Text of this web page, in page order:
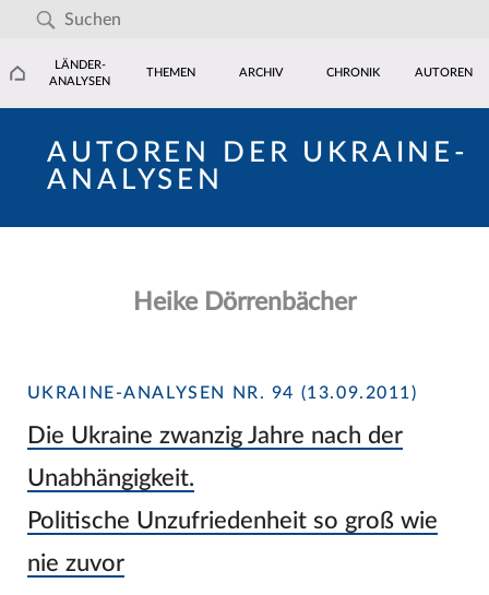
LÄNDER-
ANALYSEN
THEMEN ARCHIV CHRONIK AUTOREN
AUTOREN DER UKRAINE-
ANALYSEN
Heike Dörrenbächer
UKRAINE-ANALYSEN NR. 94 (13.09.2011)
Die Ukraine zwanzig Jahre nach der
Unabhängigkeit.
Politische Unzufriedenheit so groß wie
nie zuvor